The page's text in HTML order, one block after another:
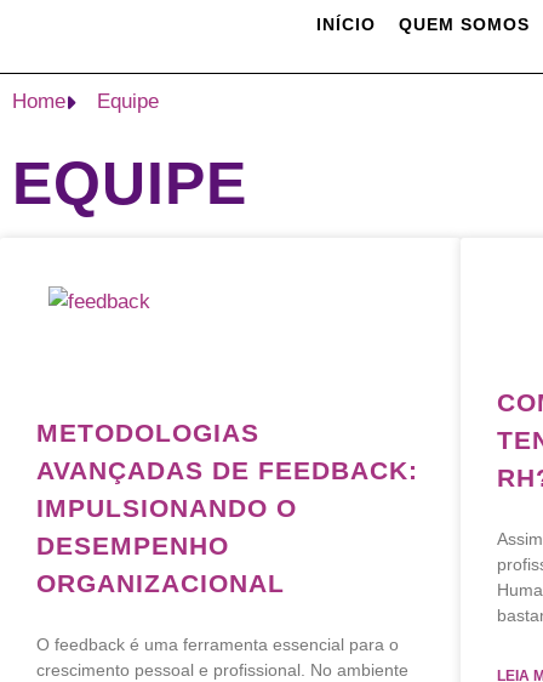
o
conteúdo
INÍCIO QUEM SOMOS
Home Equipe
EQUIPE
METODOLOGIAS
AVANÇADAS DE FEEDBACK:
IMPULSIONANDO O
DESEMPENHO
ORGANIZACIONAL
O feedback é uma ferramenta essencial para o
crescimento pessoal e profissional. No ambiente
LEIA